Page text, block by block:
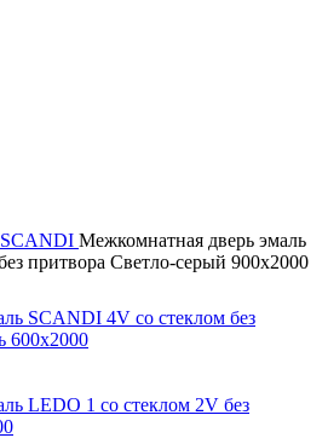
SCANDI Межкомнатная дверь эмаль
притвора Светло-серый 900х2000
SCANDI 4V со стеклом без
600х2000
LEDO 1 со стеклом 2V без